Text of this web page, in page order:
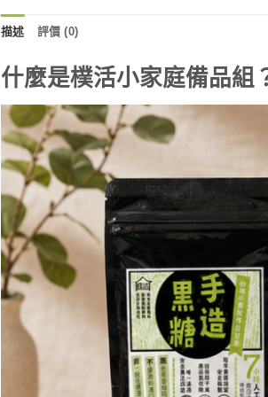
描述 評價 (0)
什麼是樸活小家庭備品組